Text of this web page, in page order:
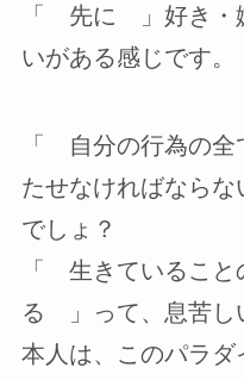
「 先に 」好き・
いがある感じです。
「 自分の行為の全
たせなければなら
でしょ？
「 生きていること
る 」って、息苦し
本人は、このパラ